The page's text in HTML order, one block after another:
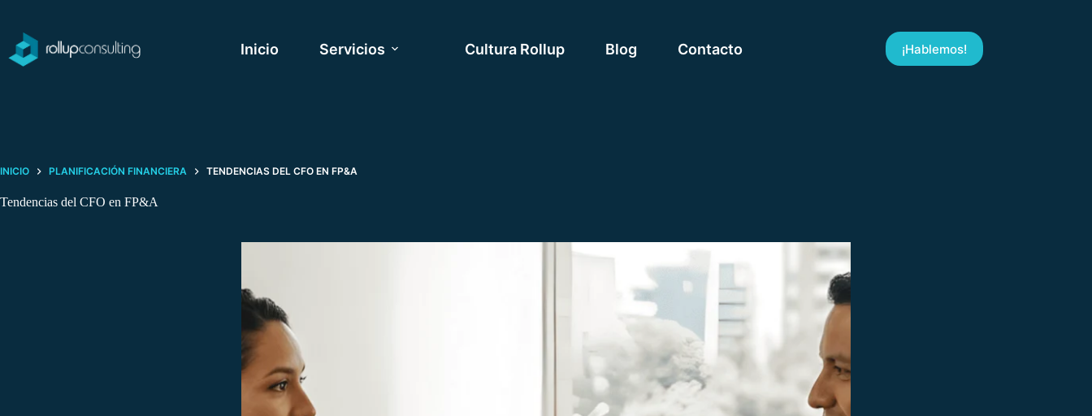
contenido
Inicio Servicios Cultura Rollup Blog Contacto ¡Hablemos!
INICIO PLANIFICACIÓN FINANCIERA TENDENCIAS DEL CFO EN FP&A
Tendencias del CFO en FP&A